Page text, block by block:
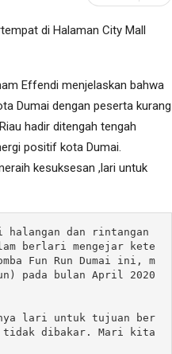
di Halaman City Mall
Effendi menjelaskan bahwa
Dumai dengan peserta kurang
hadir ditengah tengah
positif kota Dumai.
kesuksesan ,lari untuk
halangan dan rintangan
berlari mengejar kete
Fun Run Dumai ini, m
pada bulan April 2020
lari untuk tujuan ber
tidak dibakar. Mari kita